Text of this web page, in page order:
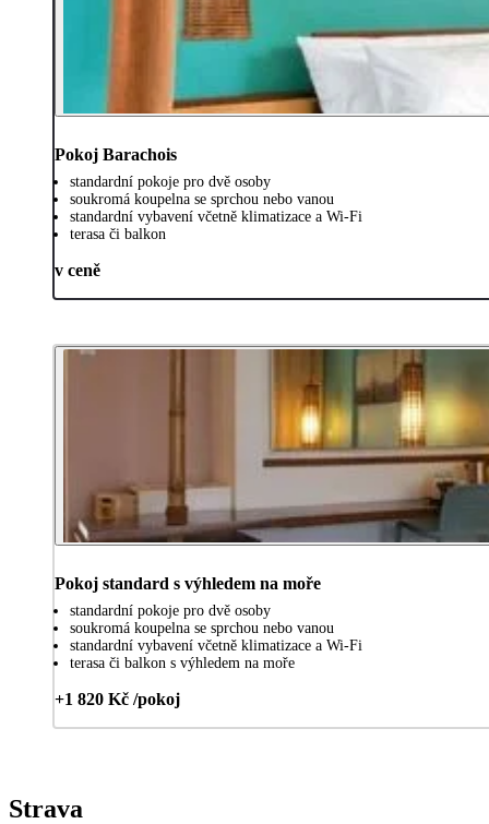
Pokoj Barachois
standardní pokoje pro dvě osoby
soukromá koupelna se sprchou nebo vanou
standardní vybavení včetně klimatizace a Wi-Fi
terasa či balkon
v ceně
Pokoj standard s výhledem na moře
standardní pokoje pro dvě osoby
soukromá koupelna se sprchou nebo vanou
standardní vybavení včetně klimatizace a Wi-Fi
terasa či balkon s výhledem na moře
+1 820 Kč /pokoj
Strava